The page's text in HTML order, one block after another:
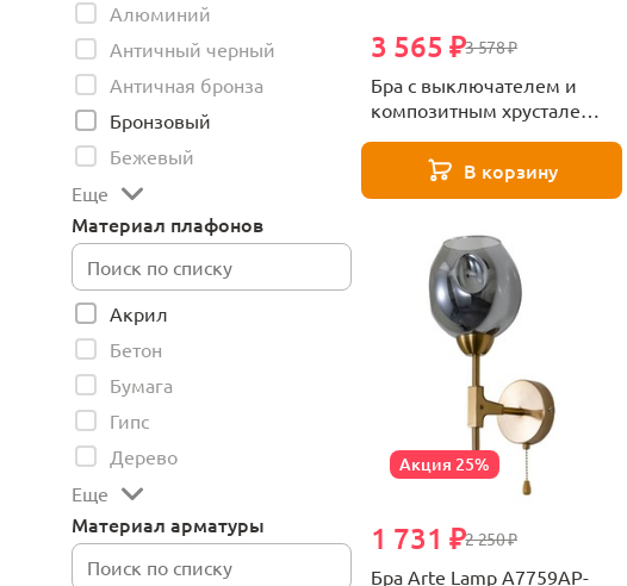
Алюминий
Античный черный
Античная бронза
Бронзовый
Бежевый
Еще
Материал плафонов
Акрил
Бетон
Бумага
Гипс
Дерево
Еще
Материал арматуры
3 578 ₽
3 565 ₽
Бра с выключателем и
композитным хрусталем
Techno XB9595250
В корзину
Акция 25%
2 250 ₽
1 731 ₽
Бра Arte Lamp A7759AP-